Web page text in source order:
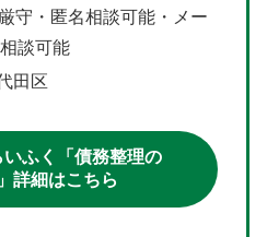
守・匿名相談可能・メー
談可能
田区
ふく「債務整理の
詳細はこちら